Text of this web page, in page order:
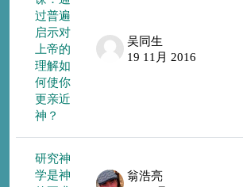
过普遍
启示对
上帝的
理解如
何使你
更亲近
神？
吴同生
19 11月 2016
研究神
学是神
翁浩亮